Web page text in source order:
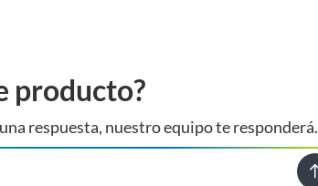
producto?
respuesta, nuestro equipo te responderá.